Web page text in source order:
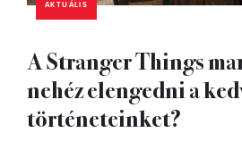
AKTUÁLIS
A Stranger Things
nehéz elengedni a
történeteinket?